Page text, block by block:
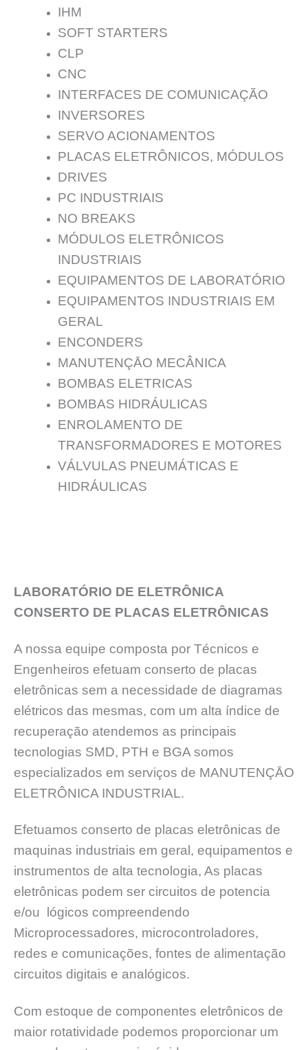
IHM
SOFT STARTERS
CLP
CNC
INTERFACES DE COMUNICAÇÃO
INVERSORES
SERVO ACIONAMENTOS
PLACAS ELETRÔNICOS, MÓDULOS
DRIVES
PC INDUSTRIAIS
NO BREAKS
MÓDULOS ELETRÔNICOS
INDUSTRIAIS
EQUIPAMENTOS DE LABORATÓRIO
EQUIPAMENTOS INDUSTRIAIS EM
GERAL
ENCONDERS
MANUTENÇĀO MECÂNICA
BOMBAS ELETRICAS
BOMBAS HIDRÁULICAS
ENROLAMENTO DE
TRANSFORMADORES E MOTORES
VÁLVULAS PNEUMÁTICAS E
HIDRÁULICAS
LABORATÓRIO DE ELETRÔNICA
CONSERTO DE PLACAS ELETRÔNICAS
A nossa equipe composta por Técnicos e
Engenheiros efetuam conserto de placas
eletrônicas sem a necessidade de diagramas
elétricos das mesmas, com um alta índice de
recuperação atendemos as principais
tecnologias SMD, PTH e BGA somos
especializados em serviços de MANUTENÇĀO
ELETRÔNICA INDUSTRIAL.
Efetuamos conserto de placas eletrônicas de
maquinas industriais em geral, equipamentos e
instrumentos de alta tecnologia, As placas
eletrônicas podem ser circuitos de potencia
e/ou lógicos compreendendo
Microprocessadores, microcontroladores,
redes e comunicações, fontes de alimentação
circuitos digitais e analógicos.
Com estoque de componentes eletrônicos de
maior rotatividade podemos proporcionar um